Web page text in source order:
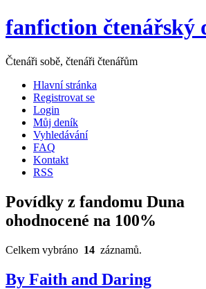
fanfiction čtenářský
Čtenáři sobě, čtenáři čtenářům
Hlavní stránka
Registrovat se
Login
Můj deník
Vyhledávání
FAQ
Kontakt
RSS
Povídky z fandomu Duna
ohodnocené na 100%
Celkem vybráno 14 záznamů.
By Faith and Daring